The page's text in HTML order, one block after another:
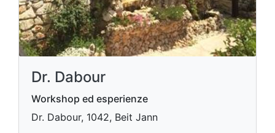
Dr. Dabour
Workshop ed esperienze
Dr. Dabour, 1042, Beit Jann